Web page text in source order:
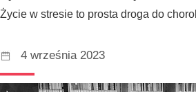
Życie w stresie to prosta droga do
4 września 2023